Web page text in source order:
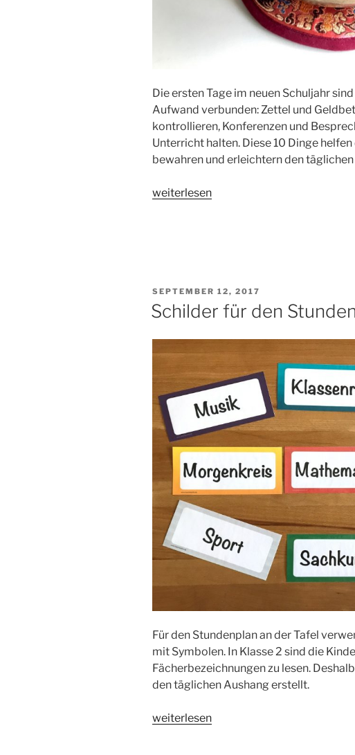
Die ersten Tage im neuen Schuljahr
Aufwand verbunden: Zettel und
kontrollieren, Konferenzen und
Unterricht halten. Diese 10 Dinge
bewahren und erleichtern den
„10
weiterlesen
VERÖFFENTLICHT
AM
SEPTEMBER 12, 2017
Schilder für den
Für den Stundenplan an der Tafel
mit Symbolen. In Klasse 2 sind die
Fächerbezeichnungen zu lesen.
den täglichen Aushang erstellt.
„Schilder
weiterlesen